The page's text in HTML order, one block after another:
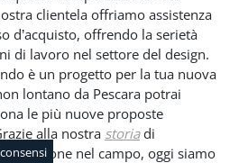
clientela offriamo assistenza
d’acquisto, offrendo la serietà
di lavoro nel settore del design.
è un progetto per la tua nuova
lontano da Pescara potrai
le più nuove proposte
alla nostra storiadi
dedizione nel campo, oggi siamo